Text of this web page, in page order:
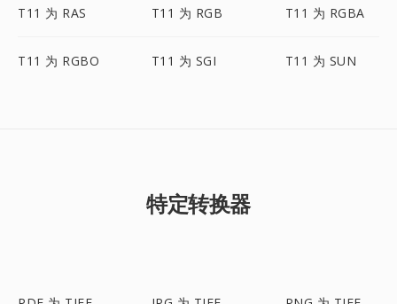
T11 为 RAS T11 为 RGB T11 为 RGBA
T11 为 RGBO T11 为 SGI T11 为 SUN
特定转换器